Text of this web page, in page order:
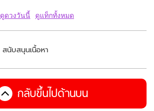
ดูดวงวันนี้ ดูแท็กทั้งหมด
สนับสนุนเนื้อหา
กลับขึ้นไปด้านบน